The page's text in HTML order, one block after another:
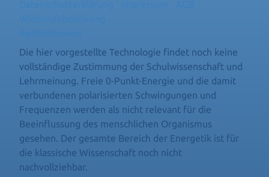
Die hier vorgestellte Technologie findet noch keine
vollständige Zustimmung der Schulwissenschaft und
Lehrmeinung. Freie 0-Punkt-Energie und die damit
verbundenen polarisierten Schwingungen und
Frequenzen werden als nicht relevant für die
Beeinflussung des menschlichen Organismus
gesehen. Der gesamte Bereich der Energetik ist für
die klassische Wissenschaft noch nicht
nachvollziehbar.